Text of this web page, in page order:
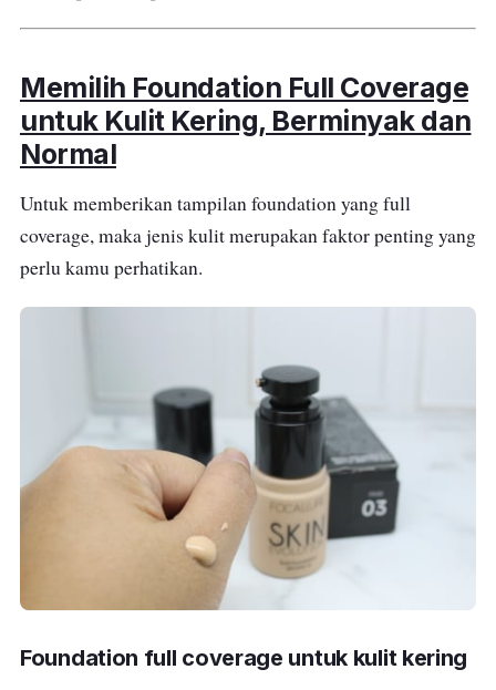
Memilih Foundation Full Coverage
untuk Kulit Kering, Berminyak dan
Normal
Untuk memberikan tampilan foundation yang full
coverage, maka jenis kulit merupakan faktor penting yang
perlu kamu perhatikan.
Foundation full coverage untuk kulit kering